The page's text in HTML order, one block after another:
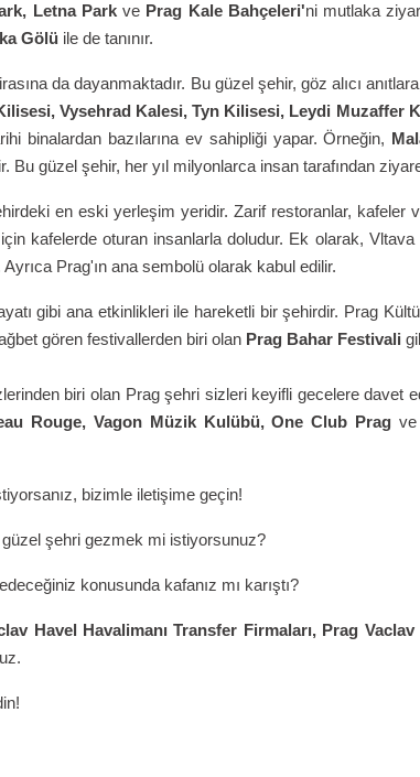
Letna Parkve Prag Kale Bahçeleri'ni mutlaka
Gölü ile de tanınır.
da dayanmaktadır. Bu güzel şehir, göz alıcı
Vysehrad Kalesi, Tyn Kilisesi, Leydi Muzaffer
binalardan bazılarına ev sahipliği yapar. Örneğin,
güzel şehir, her yıl milyonlarca insan tarafından
en eski yerleşim yeridir. Zarif restoranlar,
kafelerde oturan insanlarla doludur. Ek olarak,
Prag'ın ana sembolü olarak kabul edilir.
gibi ana etkinlikleri ile hareketli bir şehirdir. Prag
gören festivallerden biri olan Prag Bahar Festivali
biri olan Prag şehri sizleri keyifli gecelere davet
Rouge, Vagon Müzik Kulübü, One Club Prag ve
bizimle iletişime geçin!
güzel şehri gezmek mi istiyorsunuz?
konusunda kafanız mı karıştı?
Havel Havalimanı Transfer Firmaları, Prag Vaclav